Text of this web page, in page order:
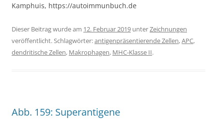
Kamphuis, https://autoimmunbuch.de
Dieser Beitrag wurde am 12. Februar 2019 unterZeichnungen
veröffentlicht. Schlagwörter:antigenpräsentierende Zellen,APC,
dendritische Zellen, Makrophagen, MHC-Klasse II.
Abb. 159: Superantigene